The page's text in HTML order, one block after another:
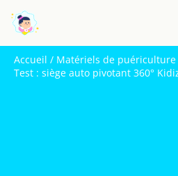
contenu
Accueil
Matériels de puériculture
Test : siège auto pivotant 360°
e
c
h